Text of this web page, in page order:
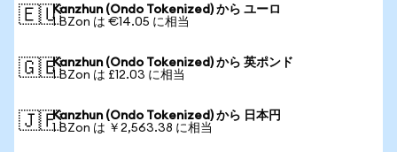
🇪🇺Kanzhun (Ondo Tokenized) から ユーロ
1 BZon は €14.05 に相当
🇬🇧Kanzhun (Ondo Tokenized) から 英ポンド
1 BZon は £12.03 に相当
🇯🇵Kanzhun (Ondo Tokenized) から 日本円
1 BZon は ￥2,563.38 に相当